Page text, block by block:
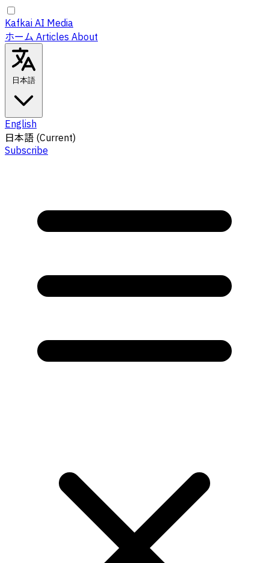
Kafkai AI Media
ホーム Articles About
日本語
English
日本語 (Current)
Subscribe